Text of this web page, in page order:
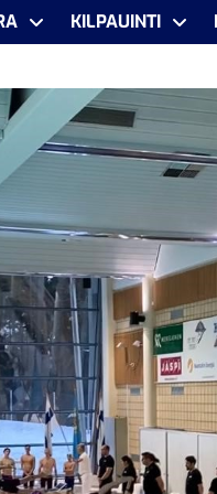
KILPAUINTI